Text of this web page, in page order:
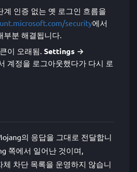
계 인증 없는 옛 로그인 흐름을
security에서
부분 해결됩니다.
이 오래됨. Settings →
계정을 로그아웃했다가 다시 로
의 응답을 그대로 전달합니
쪽에서 일어난 것이며,
체 차단 목록을 운영하지 않습니